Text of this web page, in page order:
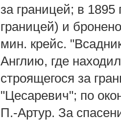
за границей; в
границей) и
мин. крейс.
Англию, где
строящегося за
"Цесаревич"; по
П.-Артур. За